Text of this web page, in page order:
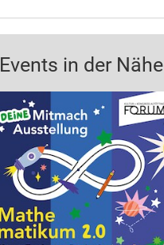
Events in der Nähe